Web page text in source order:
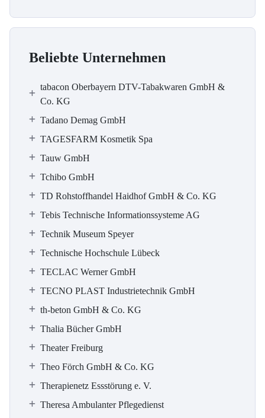
Beliebte Unternehmen
tabacon Oberbayern DTV-Tabakwaren GmbH &
Co. KG
Tadano Demag GmbH
TAGESFARM Kosmetik Spa
Tauw GmbH
Tchibo GmbH
TD Rohstoffhandel Haidhof GmbH & Co. KG
Tebis Technische Informationssysteme AG
Technik Museum Speyer
Technische Hochschule Lübeck
TECLAC Werner GmbH
TECNO PLAST Industrietechnik GmbH
th-beton GmbH & Co. KG
Thalia Bücher GmbH
Theater Freiburg
Theo Förch GmbH & Co. KG
Therapienetz Essstörung e. V.
Theresa Ambulanter Pflegedienst